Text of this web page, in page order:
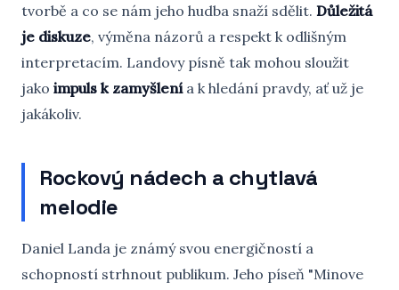
tvorbě a co se nám jeho hudba snaží sdělit. Důležitá
je diskuze, výměna názorů a respekt k odlišným
interpretacím. Landovy písně tak mohou sloužit
jako impuls k zamyšlenía k hledání pravdy, ať už je
jakákoliv.
Rockový nádech a chytlavá
melodie
Daniel Landa je známý svou energičností a
schopností strhnout publikum. Jeho píseň "Minove